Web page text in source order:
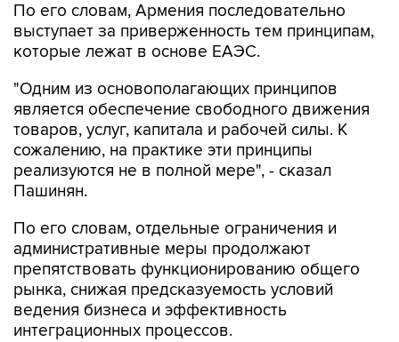
По его словам, Армения последовательно
выступает за приверженность тем принципам,
которые лежат в основе ЕАЭС.
"Одним из основополагающих принципов
является обеспечение свободного движения
товаров, услуг, капитала и рабочей силы. К
сожалению, на практике эти принципы
реализуются не в полной мере", - сказал
Пашинян.
По его словам, отдельные ограничения и
административные меры продолжают
препятствовать функционированию общего
рынка, снижая предсказуемость условий
ведения бизнеса и эффективность
интеграционных процессов.